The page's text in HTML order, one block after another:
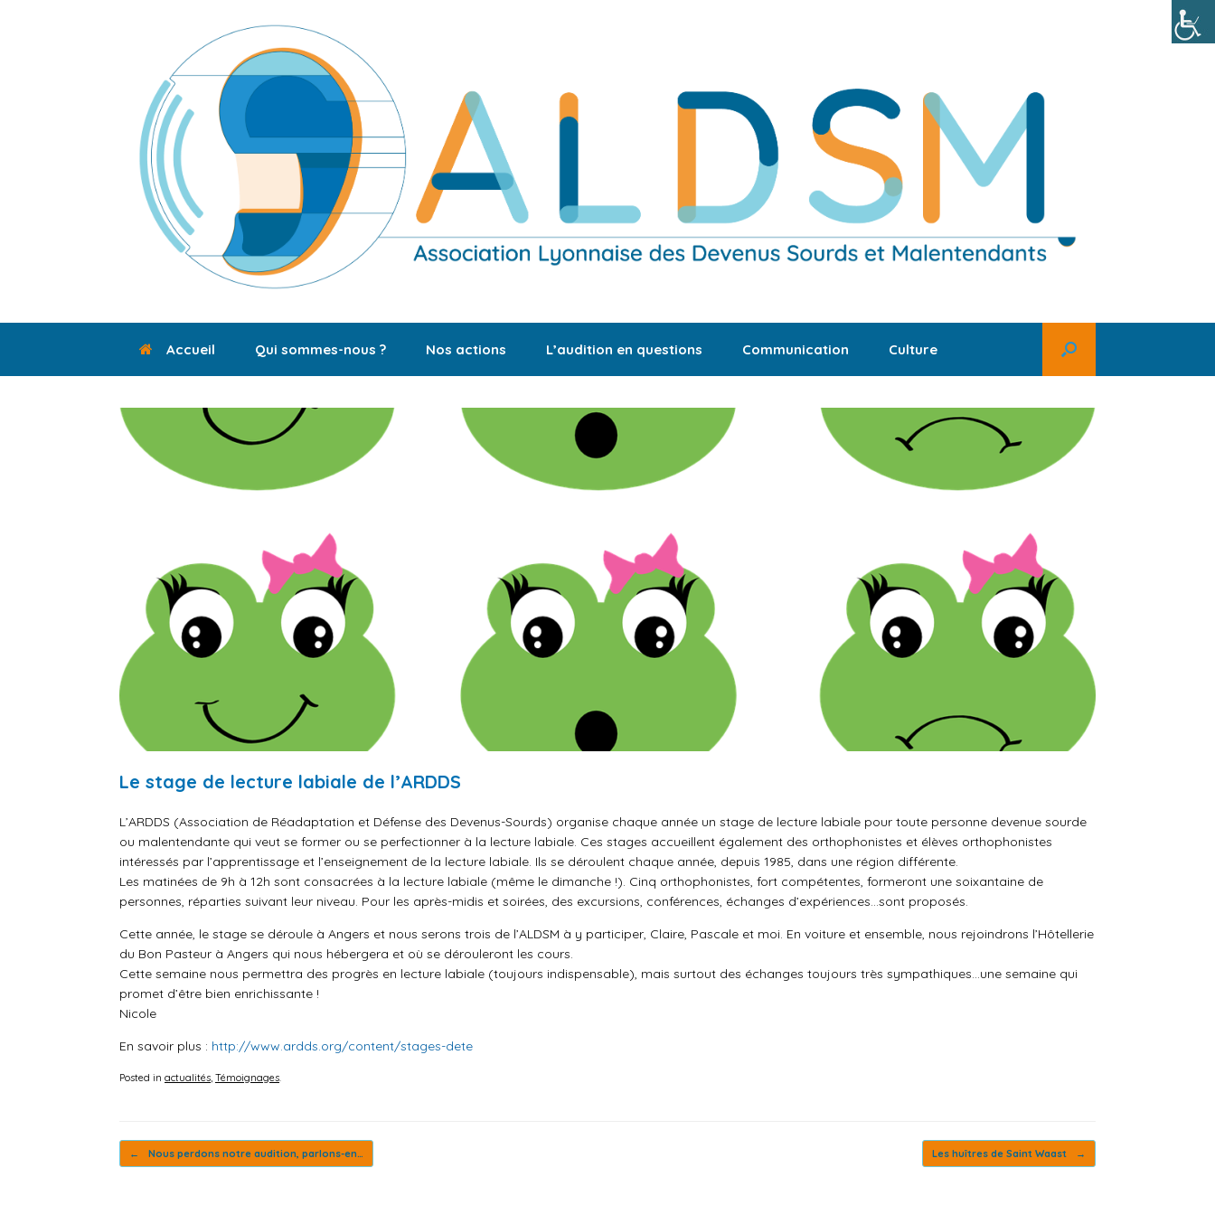
Accueil Qui sommes-nous ? Nos actions L’audition en questions Communication Culture
Le stage de lecture labiale de l’ARDDS
L’ARDDS (Association de Réadaptation et Défense des Devenus-Sourds) organise chaque année un stage de lecture labiale pour toute personne devenue sourde
ou malentendante qui veut se former ou se perfectionner à la lecture labiale. Ces stages accueillent également des orthophonistes et élèves orthophonistes
intéressés par l’apprentissage et l’enseignement de la lecture labiale. Ils se déroulent chaque année, depuis 1985, dans une région différente.
Les matinées de 9h à 12h sont consacrées à la lecture labiale (même le dimanche !). Cinq orthophonistes, fort compétentes, formeront une soixantaine de
personnes, réparties suivant leur niveau. Pour les après-midis et soirées, des excursions, conférences, échanges d’expériences…sont proposés.
Cette année, le stage se déroule à Angers et nous serons trois de l’ALDSM à y participer, Claire, Pascale et moi. En voiture et ensemble, nous rejoindrons l’Hôtellerie
du Bon Pasteur à Angers qui nous hébergera et où se dérouleront les cours.
Cette semaine nous permettra des progrès en lecture labiale (toujours indispensable), mais surtout des échanges toujours très sympathiques…une semaine qui
promet d’être bien enrichissante !
Nicole
En savoir plus : http://www.ardds.org/content/stages-dete
Posted in actualités, Témoignages.
Post navigation
← Nous perdons notre audition, parlons-en… Les huîtres de Saint Waast →